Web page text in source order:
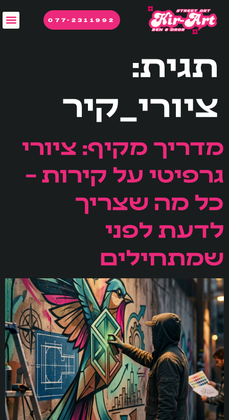
לתוכן
077-2311992
תגית:
ציורי_קיר
מדריך מקיף: ציורי
גרפיטי על קירות –
כל מה שצריך
לדעת לפני
שמתחילים